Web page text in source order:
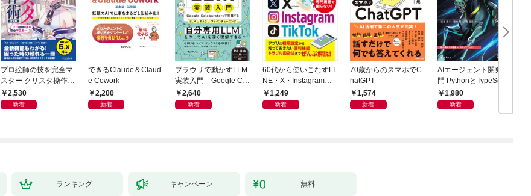
プロ絵師の技を完全マ
スター クリスタ操作術
決定版 改訂2版 CLIP S
TUDIO PAINT PRO/E
2,530
新着
できるClaude＆Claud
e Cowork
2,200
新着
ブラウザで動かすLLM
実装入門 Google Col
aboratoryで実践するL
LM・RAG・ファイン
2,640
新着
60代から使いこなすLI
NE・X・Instagram・T
ikTok
1,249
新着
70歳からのスマホでC
hatGPT
1,574
新着
AIエージェント開発入
門 PythonとTypeScript
で学ぶ実践的手法
1,980
新着
ランキング キャンペーン 無料